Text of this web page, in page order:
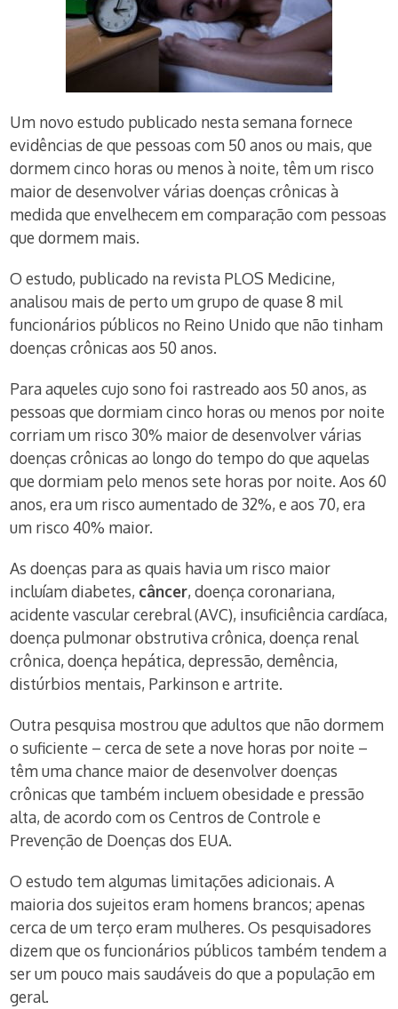
Um novo estudo publicado nesta semana fornece
evidências de que pessoas com 50 anos ou mais, que
dormem cinco horas ou menos à noite, têm um risco
maior de desenvolver várias doenças crônicas à
medida que envelhecem em comparação com pessoas
que dormem mais.
O estudo, publicado na revista PLOS Medicine,
analisou mais de perto um grupo de quase 8 mil
funcionários públicos no Reino Unido que não tinham
doenças crônicas aos 50 anos.
Para aqueles cujo sono foi rastreado aos 50 anos, as
pessoas que dormiam cinco horas ou menos por noite
corriam um risco 30% maior de desenvolver várias
doenças crônicas ao longo do tempo do que aquelas
que dormiam pelo menos sete horas por noite. Aos 60
anos, era um risco aumentado de 32%, e aos 70, era
um risco 40% maior.
As doenças para as quais havia um risco maior
incluíam diabetes, câncer, doença coronariana,
acidente vascular cerebral (AVC), insuficiência cardíaca,
doença pulmonar obstrutiva crônica, doença renal
crônica, doença hepática, depressão, demência,
distúrbios mentais, Parkinson e artrite.
Outra pesquisa mostrou que adultos que não dormem
o suficiente – cerca de sete a nove horas por noite –
têm uma chance maior de desenvolver doenças
crônicas que também incluem obesidade e pressão
alta, de acordo com os Centros de Controle e
Prevenção de Doenças dos EUA.
O estudo tem algumas limitações adicionais. A
maioria dos sujeitos eram homens brancos; apenas
cerca de um terço eram mulheres. Os pesquisadores
dizem que os funcionários públicos também tendem a
ser um pouco mais saudáveis do que a população em
geral.